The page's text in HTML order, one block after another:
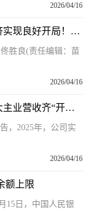
2026/04/16
2026年一季度高质量发展向新向优，经济实现良好开局！一图速览→ 热资讯
胜良(责任编辑：苗
2026/04/16
最新：北巴传媒净利转亏超千万元，三大主业营收齐“开倒车”，参股公司发生重大减值损失
，2025年，公司实
2026/04/16
额上限
15日，中国人民银